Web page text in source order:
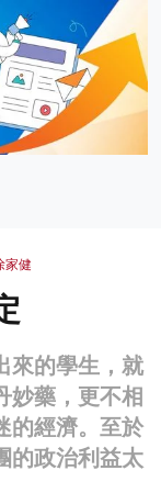
家健
來的學生，就
妙藥，更不相
的經濟。至於
的政治利益太